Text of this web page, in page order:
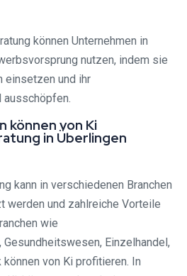
können Unternehmen in
nutzen, indem sie
einsetzen und ihr
können von Ki
in Überlingen
kann in verschiedenen Branchen
werden und zahlreiche Vorteile
wie
Einzelhandel,
von Ki profitieren. In